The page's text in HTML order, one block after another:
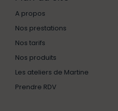
A propos
Nos prestations
Nos tarifs
Nos produits
Les ateliers de Martine
Prendre RDV